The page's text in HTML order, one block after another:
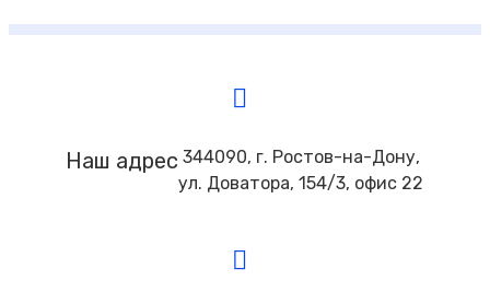
Наш адрес 344090, г. Ростов-на-Дону,
ул. Доватора, 154/3, офис 22